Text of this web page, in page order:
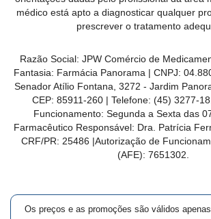
médico está apto a diagnosticar qualquer
prescrever o tratamento
Razão Social: JPW Comércio de
Fantasia: Farmácia Panorama | CNPJ:
Senador Atílio Fontana, 3272 - Jardim
CEP: 85911-260 | Telefone: (45) 3277-
Funcionamento: Segunda a Sexta das
Farmacêutico Responsável: Dra. Patrícia
CRF/PR: 25486 |Autorização de
(AFE): 7651302.
Os preços e as promoções são válidos